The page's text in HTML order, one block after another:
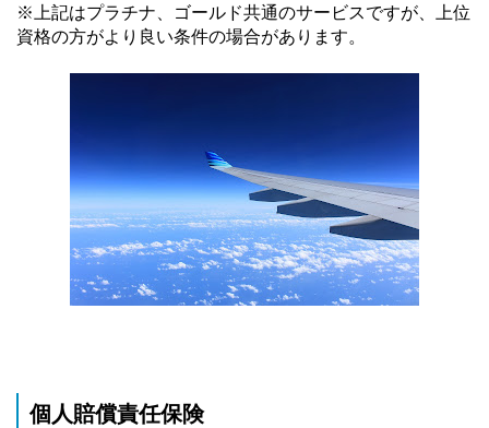
※上記はプラチナ、ゴールド共通のサービスですが、上位
資格の方がより良い条件の場合があります。
個人賠償責任保険